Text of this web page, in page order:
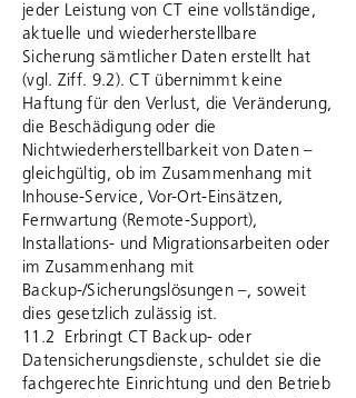
jeder Leistung von CT eine vollständige,
aktuelle und wiederherstellbare
Sicherung sämtlicher Daten erstellt hat
(vgl. Ziff. 9.2). CT übernimmt keine
Haftung für den Verlust, die Veränderung,
die Beschädigung oder die
Nichtwiederherstellbarkeit von Daten –
gleichgültig, ob im Zusammenhang mit
Inhouse-Service, Vor-Ort-Einsätzen,
Fernwartung (Remote-Support),
Installations- und Migrationsarbeiten oder
im Zusammenhang mit
Backup-/Sicherungslösungen –, soweit
dies gesetzlich zulässig ist.
11.2 Erbringt CT Backup- oder
Datensicherungsdienste, schuldet sie die
fachgerechte Einrichtung und den Betrieb